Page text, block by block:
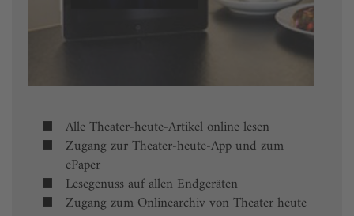
Alle Theater-heute-Artikel online lesen
Zugang zur Theater-heute-App und zum
ePaper
Lesegenuss auf allen Endgeräten
Zugang zum Onlinearchiv von Theater heute